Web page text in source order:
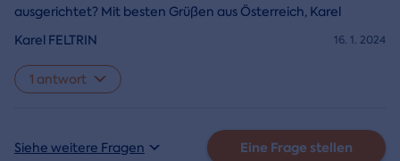
ausgerichtet? Mit besten Grüßen aus Österreich, Karel
16. 1. 2024
Karel FELTRIN
1 antwort
Siehe weitere Fragen Eine Frage stellen